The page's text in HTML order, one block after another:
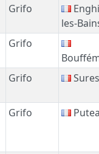
Grifo
les-
Grifo
Grifo
Grifo